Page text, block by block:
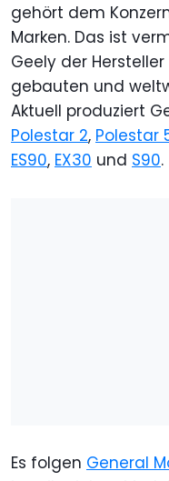
gehört dem
Marken. Das ist
Geely der
gebauten und
Aktuell produziert
Polestar 2, Polestar
ES90, EX30 und S90.
Es folgen General